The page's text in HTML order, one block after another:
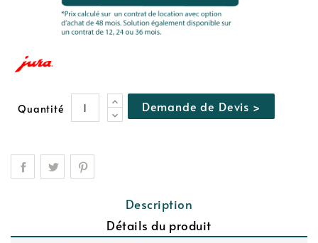
Quantité Demande de Devis >
Description
Détails du produit